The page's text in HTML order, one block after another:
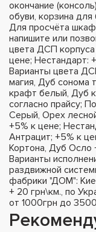
окончание
обуви, корзина
Для просчёта
напишите или
цвета ДСП
цене; Нестандарт:
Варианты цвета
магия, Дуб сонома
крафт белый, Дуб
согласно прайсу;
Серый, Орех
+5% к цене;
Антрацит; +5% к
Кортона, Дуб Осло
Варианты
раздвижной
фабрики "ДОМ":
+ 20 грн\км., по
от 1000грн до